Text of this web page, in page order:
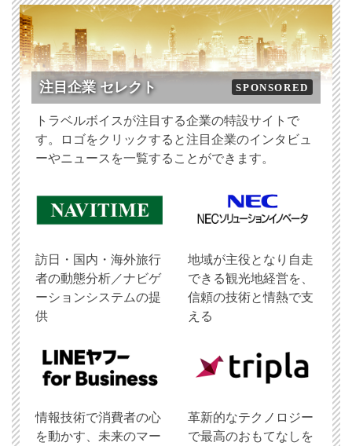
注目企業 セレクト SPONSORED
トラベルボイスが注目する企業の特設サイトで
す。ロゴをクリックすると注目企業のインタビュ
ーやニュースを一覧することができます。
訪日・国内・海外旅行
者の動態分析／ナビゲ
ーションシステムの提
供
地域が主役となり自走
できる観光地経営を、
信頼の技術と情熱で支
える
情報技術で消費者の心
を動かす、未来のマー
革新的なテクノロジー
で最高のおもてなしを